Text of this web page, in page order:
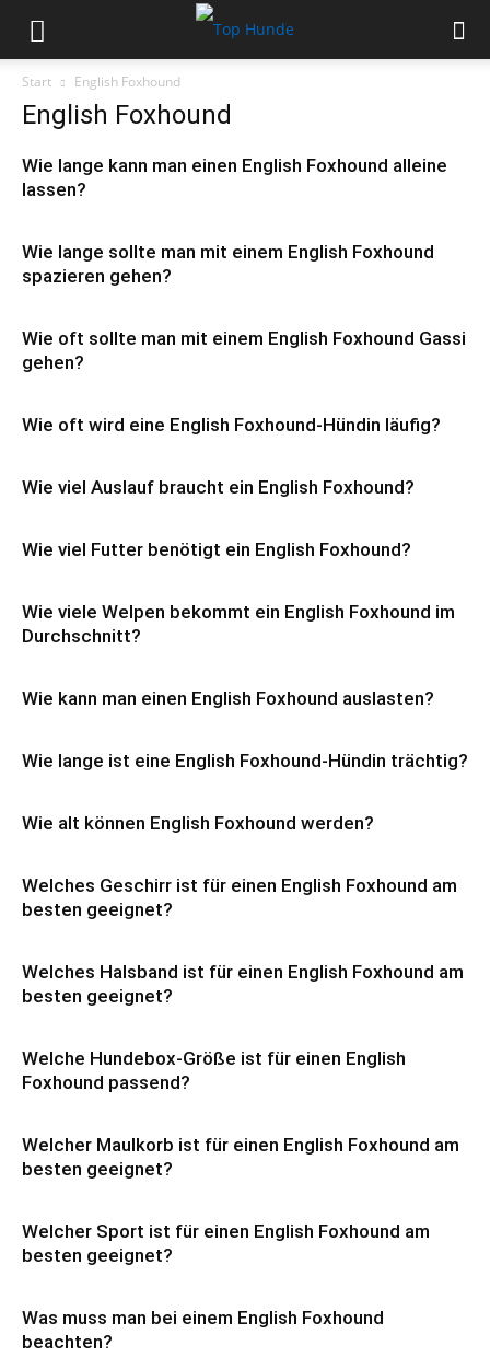
Start English Foxhound
English Foxhound
Wie lange kann man einen English Foxhound alleine
lassen?
Wie lange sollte man mit einem English Foxhound
spazieren gehen?
Wie oft sollte man mit einem English Foxhound Gassi
gehen?
Wie oft wird eine English Foxhound-Hündin läufig?
Wie viel Auslauf braucht ein English Foxhound?
Wie viel Futter benötigt ein English Foxhound?
Wie viele Welpen bekommt ein English Foxhound im
Durchschnitt?
Wie kann man einen English Foxhound auslasten?
Wie lange ist eine English Foxhound-Hündin trächtig?
Wie alt können English Foxhound werden?
Welches Geschirr ist für einen English Foxhound am
besten geeignet?
Welches Halsband ist für einen English Foxhound am
besten geeignet?
Welche Hundebox-Größe ist für einen English
Foxhound passend?
Welcher Maulkorb ist für einen English Foxhound am
besten geeignet?
Welcher Sport ist für einen English Foxhound am
besten geeignet?
Was muss man bei einem English Foxhound
beachten?